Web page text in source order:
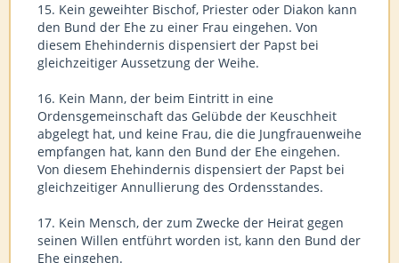
15. Kein geweihter Bischof, Priester oder Diakon kann
den Bund der Ehe zu einer Frau eingehen. Von
diesem Ehehindernis dispensiert der Papst bei
gleichzeitiger Aussetzung der Weihe.
16. Kein Mann, der beim Eintritt in eine
Ordensgemeinschaft das Gelübde der Keuschheit
abgelegt hat, und keine Frau, die die Jungfrauenweihe
empfangen hat, kann den Bund der Ehe eingehen.
Von diesem Ehehindernis dispensiert der Papst bei
gleichzeitiger Annullierung des Ordensstandes.
17. Kein Mensch, der zum Zwecke der Heirat gegen
seinen Willen entführt worden ist, kann den Bund der
Ehe eingehen.